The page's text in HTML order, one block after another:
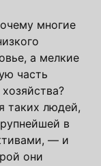
многие
а мелкие
часть
таких людей,
в
— и
они